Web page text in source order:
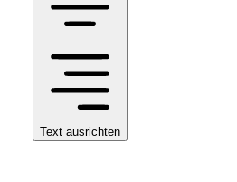
Text ausrichten